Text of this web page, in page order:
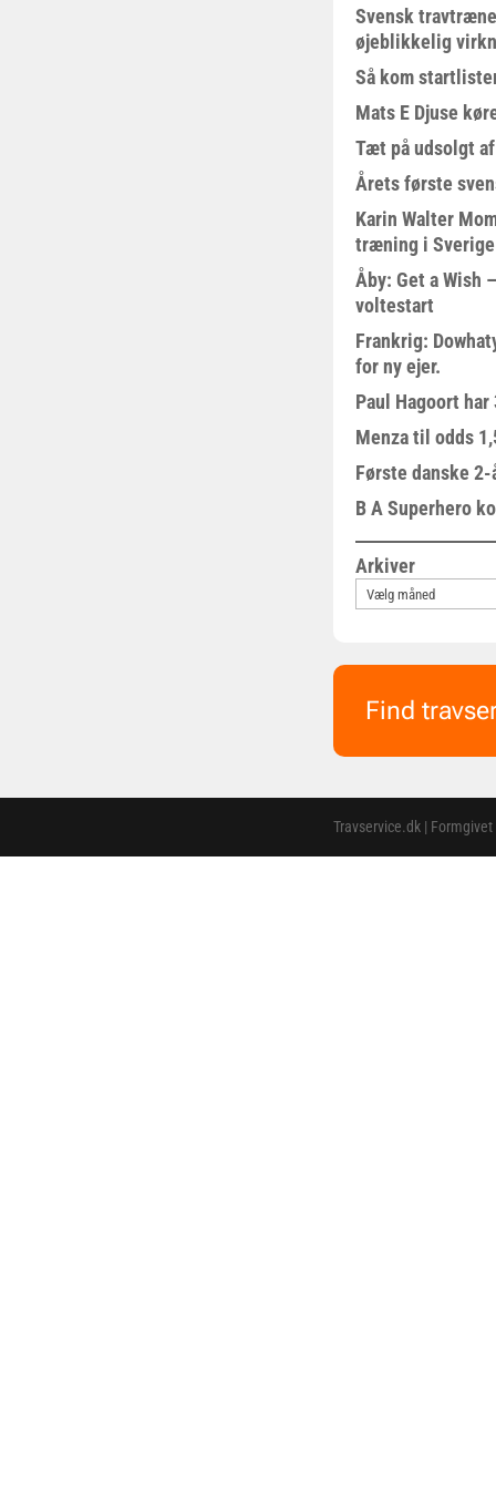
Svensk
øjeblikkelig
Så kom
Mats E Djuse
Tæt på udsolgt
Årets første
Karin Walter
træning i Sverige
Åby: Get a Wish
voltestart
Frankrig:
for ny ejer.
Paul Hagoort
Menza til odds
Første danske
B A Superhero
Arkiver
Find
Travservice.dk |